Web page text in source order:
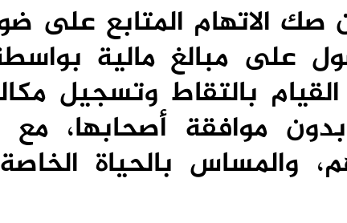
صك الاتهام المتابع على
على مبالغ مالية
بالتقاط وتسجيل
موافقة أصحابها، مع
والمساس بالحياة